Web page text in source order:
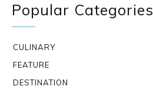
Popular Categories
CULINARY
FEATURE
DESTINATION